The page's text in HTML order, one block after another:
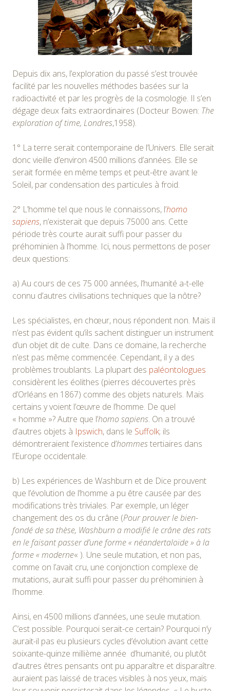
Depuis dix ans, l’exploration du passé s’est trouvée
facilité par les nouvelles méthodes basées sur la
radioactivité et par les progrès de la cosmologie. Il s’en
dégage deux faits extraordinaires (Docteur Bowen: The
exploration of time, Londres,1958).
1° La terre serait contemporaine de l’Univers. Elle serait
donc vieille d’environ 4500 millions d’années. Elle se
serait formée en même temps et peut-être avant le
Soleil, par condensation des particules à froid.
2° L’homme tel que nous le connaissons, l’homo
sapiens, n’existerait que depuis 75000 ans. Cette
période très courte aurait suffi pour passer du
préhominien à l’homme. Ici, nous permettons de poser
deux questions:
a) Au cours de ces 75 000 années, l’humanité a-t-elle
connu d’autres civilisations techniques que la nôtre?
Les spécialistes, en chœur, nous répondent non. Mais il
n’est pas évident qu’ils sachent distinguer un instrument
d’un objet dit de culte. Dans ce domaine, la recherche
n’est pas même commencée. Cependant, il y a des
problèmes troublants. La plupart des paléontologues
considèrent les éolithes (pierres découvertes près
d’Orléans en 1867) comme des objets naturels. Mais
certains y voient l’œuvre de l’homme. De quel
« homme »? Autre que l’homo sapiens. On a trouvé
d’autres objets à Ipswich, dans le Suffolk; ils
démontreraient l’existence d’hommestertiaires dans
l’Europe occidentale.
b) Les expériences de Washburn et de Dice prouvent
que l’évolution de l’homme a pu être causée par des
modifications très triviales. Par exemple, un léger
changement des os du crâne (Pour prouver le bien-
fondé de sa thèse, Washburn a modifié le crâne des rats
en le faisant passer d’une forme « néandertaloïde » à la
forme « moderne« ). Une seule mutation, et non pas,
comme on l’avait cru, une conjonction complexe de
mutations, aurait suffi pour passer du préhominien à
l’homme.
Ainsi, en 4500 millions d’années, une seule mutation.
C’est possible. Pourquoi serait-ce certain? Pourquoi n’y
aurait-il pas eu plusieurs cycles d’évolution avant cette
soixante-quinze millième année d’humanité, ou plutôt
d’autres êtres pensants ont pu apparaître et disparaître.
auraient pas laissé de traces visibles à nos yeux, mais